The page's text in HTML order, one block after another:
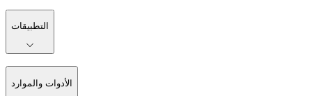
التطبيقات
الأدوات والموارد